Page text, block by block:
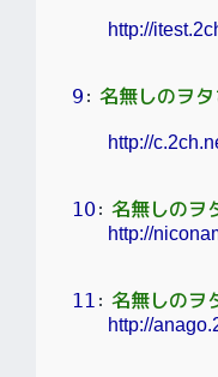
http://
9 ： 名無しのヲ
http://
10： 名無しのヲ
http://
11 ： 名無しのヲ
http://